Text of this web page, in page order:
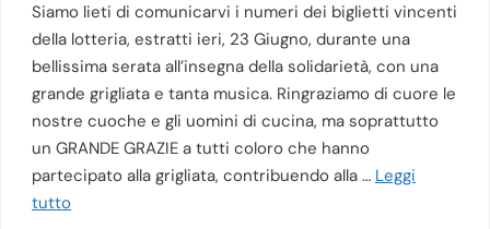
Siamo lieti di comunicarvi i numeri dei biglietti vincenti
della lotteria, estratti ieri, 23 Giugno, durante una
bellissima serata all’insegna della solidarietà, con una
grande grigliata e tanta musica. Ringraziamo di cuore le
nostre cuoche e gli uomini di cucina, ma soprattutto
un GRANDE GRAZIE a tutti coloro che hanno
partecipato alla grigliata, contribuendo alla … Leggi
tutto